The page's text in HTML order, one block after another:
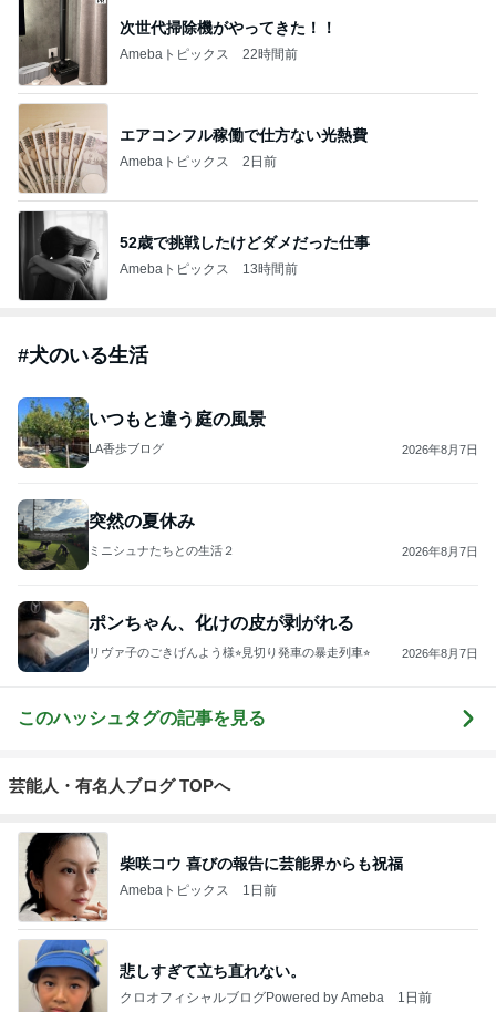
次世代掃除機がやってきた！！
Amebaトピックス 22時間前
エアコンフル稼働で仕方ない光熱費
Amebaトピックス 2日前
52歳で挑戦したけどダメだった仕事
Amebaトピックス 13時間前
#犬のいる生活
いつもと違う庭の風景
LA香歩ブログ 2026年8月7日
突然の夏休み
ミニシュナたちとの生活２ 2026年8月7日
ポンちゃん、化けの皮が剥がれる
リヴァ子のごきげんよう様⭐︎見切り発車の暴走列車⭐︎ 2026年8月7日
このハッシュタグの記事を見る
芸能人・有名人ブログ TOPへ
柴咲コウ 喜びの報告に芸能界からも祝福
Amebaトピックス 1日前
悲しすぎて立ち直れない。
クロオフィシャルブログPowered by Ameba 1日前